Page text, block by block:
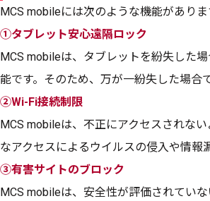
MCS mobileには次のような機能がありま
①タブレット安心遠隔ロック
MCS mobileは、タブレットを紛失した
能です。そのため、万が一紛失した場合
②Wi-Fi接続制限
MCS mobileは、不正にアクセスされな
なアクセスによるウイルスの侵入や情報
③有害サイトのブロック
MCS mobileは、安全性が評価されてい